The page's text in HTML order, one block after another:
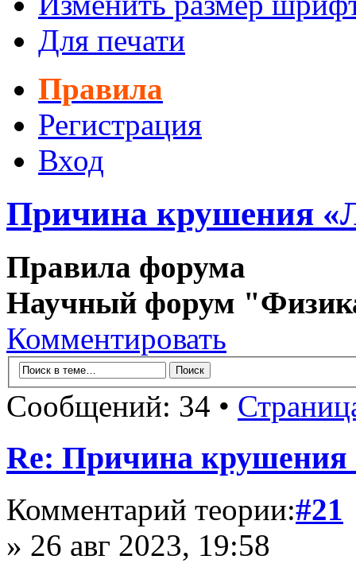
Для печати
Правила
Регистрация
Вход
Причина крушения
Правила форума
Научный форум
Комментировать
Сообщений: 34 •
Re: Причина крушения
Комментарий теории:#21
» 26 авг 2023, 19:58